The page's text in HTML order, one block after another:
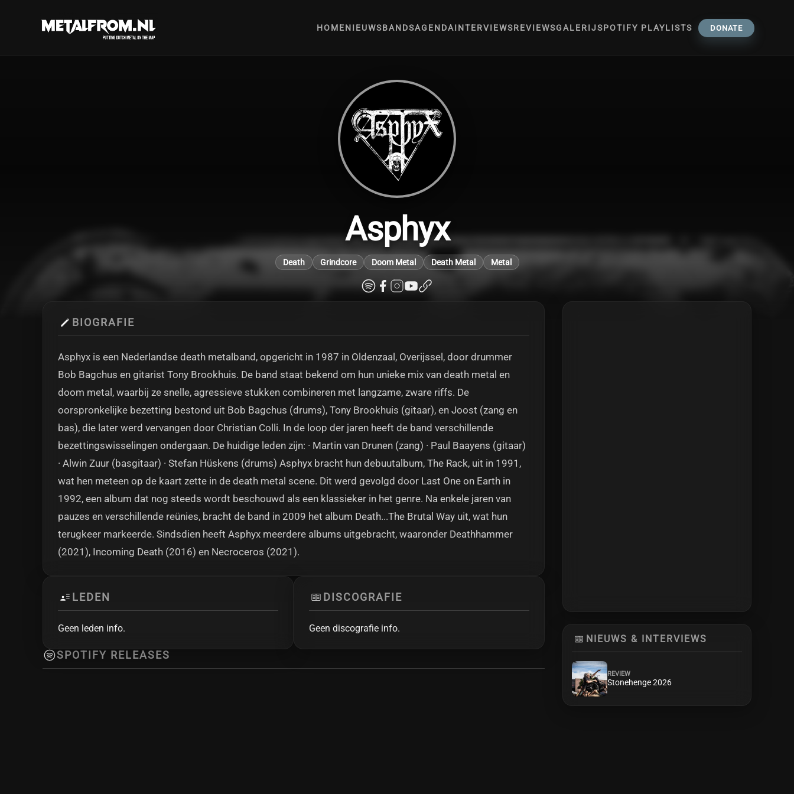
HOMENIEUWSBANDSAGENDAINTERVIEWSREVIEWSGALERIJSPOTIFY PLAYLISTS DONATE
Asphyx
Death Grindcore Doom Metal Death Metal Metal
BIOGRAFIE
Asphyx is een Nederlandse death metalband, opgericht in 1987 in Oldenzaal, Overijssel, door drummer
Bob Bagchus en gitarist Tony Brookhuis. De band staat bekend om hun unieke mix van death metal en
doom metal, waarbij ze snelle, agressieve stukken combineren met langzame, zware riffs. De
oorspronkelijke bezetting bestond uit Bob Bagchus (drums), Tony Brookhuis (gitaar), en Joost (zang en
bas), die later werd vervangen door Christian Colli. In de loop der jaren heeft de band verschillende
bezettingswisselingen ondergaan. De huidige leden zijn: · Martin van Drunen (zang) · Paul Baayens (gitaar)
· Alwin Zuur (basgitaar) · Stefan Hüskens (drums) Asphyx bracht hun debuutalbum, The Rack, uit in 1991,
wat hen meteen op de kaart zette in de death metal scene. Dit werd gevolgd door Last One on Earth in
1992, een album dat nog steeds wordt beschouwd als een klassieker in het genre. Na enkele jaren van
pauzes en verschillende reünies, bracht de band in 2009 het album Death...The Brutal Way uit, wat hun
terugkeer markeerde. Sindsdien heeft Asphyx meerdere albums uitgebracht, waaronder Deathhammer
(2021), Incoming Death (2016) en Necroceros (2021).
LEDEN
Geen leden info.
DISCOGRAFIE
Geen discografie info.
SPOTIFY RELEASES
NIEUWS & INTERVIEWS
REVIEW
Stonehenge 2026